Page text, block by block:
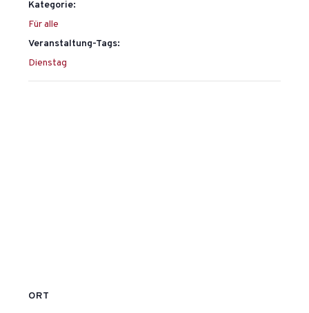
Kategorie:
Für alle
Veranstaltung-Tags:
Dienstag
ORT